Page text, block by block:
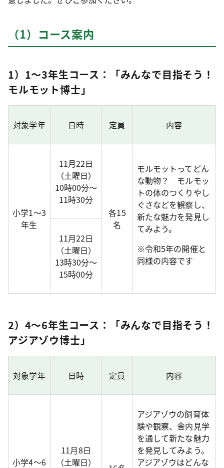
（1）コース案内
1）1～3年生コース：「みんなで目指そう！
モルモット博士」
対象学年 日時 定員 内容
小学1〜3
年生
11月22日
（土曜日）
10時00分～
11時30分
各15
名
モルモットってどん
な動物？ モルモッ
トの体のつくりやし
ぐさなどを観察し、
新たな魅力を発見し
てみよう。
※令和5年の開催と
同様の内容です
11月22日
（土曜日）
13時30分～
15時00分
2）4～6年生コース：「みんなで目指そう！
アジアゾウ博士」
対象学年 日時 定員 内容
小学4〜6
11月8日
（土曜日）
アジアゾウの飼育体
験や観察、舎内見学
を通して新たな魅力
を発見してみよう。
アジアゾウはどんな